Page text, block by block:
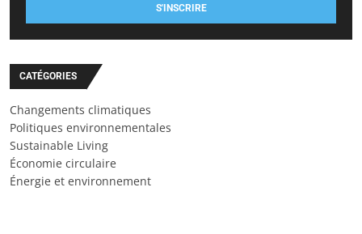
S'INSCRIRE
CATÉGORIES
Changements climatiques
Politiques environnementales
Sustainable Living
Économie circulaire
Énergie et environnement